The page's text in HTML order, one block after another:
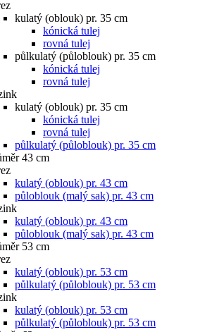
kulatý (oblouk) pr. 35 cm
kónická tulej
rovná tulej
půlkulatý (půloblouk) pr. 35 cm
kónická tulej
rovná tulej
kulatý (oblouk) pr. 35 cm
kónická tulej
rovná tulej
půlkulatý (půloblouk) pr. 35 cm
43 cm
kulatý (oblouk) pr. 43 cm
půloblouk (malý sak) pr. 43 cm
kulatý (oblouk) pr. 43 cm
půloblouk (malý sak) pr. 43 cm
53 cm
kulatý (oblouk) pr. 53 cm
půlkulatý (půloblouk) pr. 53 cm
kulatý (oblouk) pr. 53 cm
půlkulatý (půloblouk) pr. 53 cm